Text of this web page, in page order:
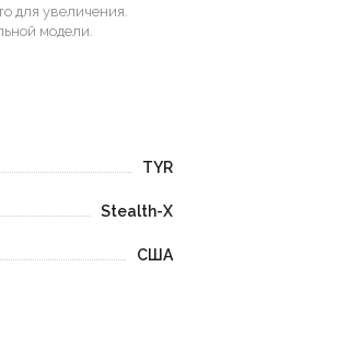
для увеличения.
модели.
TYR
Stealth-X
США